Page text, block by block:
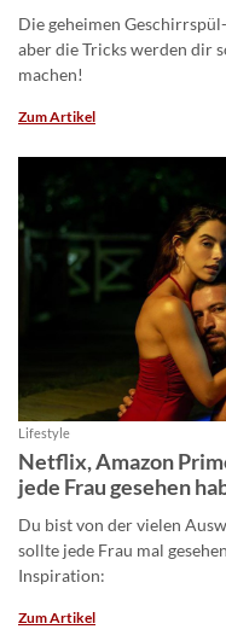
Die geheimen
aber die Tricks werden dir
machen!
Zum Artikel
Lifestyle
Netflix, Amazon
jede Frau gesehen
Du bist von der vielen
sollte jede Frau mal
Inspiration:
Zum Artikel